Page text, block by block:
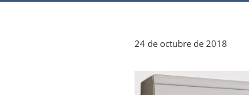
24 de octubre de 2018